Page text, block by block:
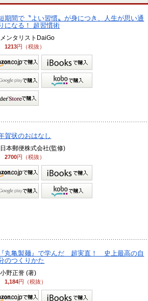
期間で〝よい習慣〟が身につき、人生が思い通
になる！ 超習慣術
ンタリストDaiGo
1213円（税抜）
賀状のおはなし
本郵便株式会社(監修)
2700円（税抜）
『丸亀製麺』で学んだ 超実直！ 史上最高の自
のつくりかた
野正誉 (著)
1,184円（税抜）